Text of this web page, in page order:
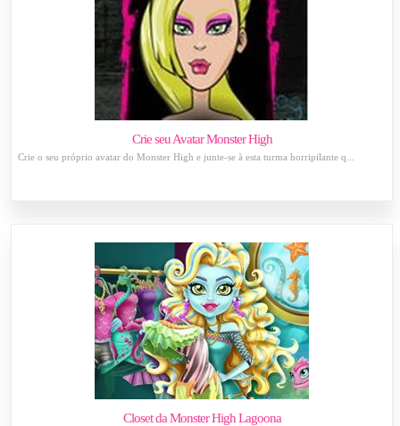
Crie seu Avatar Monster High
Crie o seu próprio avatar do Monster High e junte-se à esta turma horripilante q...
Closet da Monster High Lagoona